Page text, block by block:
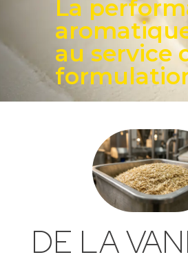
La
au service
DE LA